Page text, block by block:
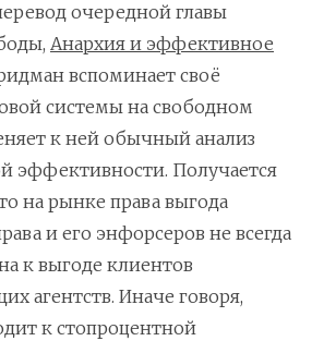
очередной главы
Анархия и эффективное
вспоминает своё
системы на свободном
к ней обычный анализ
эффективности. Получается
на рынке права выгода
и его энфорсеров не всегда
к выгоде клиентов
агентств. Иначе говоря,
к стопроцентной